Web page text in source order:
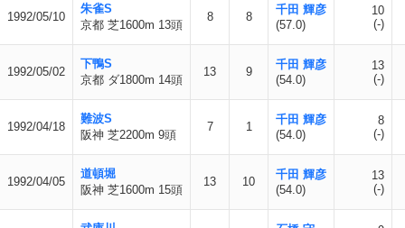
1992/05/10
朱雀S
京都 芝1600m 13頭
8 8
千田 輝彦
(57.0)
10
(-)
1992/05/02
下鴨S
京都 ダ1800m 14頭
13 9
千田 輝彦
(54.0)
13
(-)
1992/04/18
難波S
阪神 芝2200m 9頭
7 1
千田 輝彦
(54.0)
8
(-)
1992/04/05
道頓堀
阪神 芝1600m 15頭
13 10
千田 輝彦
(54.0)
13
(-)